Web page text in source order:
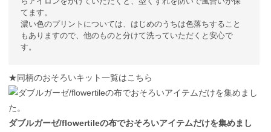
てます。
濃い色のプリントについては、はじめのうちは色落ちすること
もありますので、他のものと分けて洗っていただくと安心で
す。
★同柄のおそろいキット一覧はこちら
ダブルガーゼ/flowertileの布でおそろいアイテムだけを集めまし